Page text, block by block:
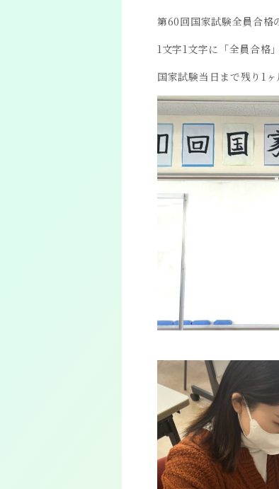
第60回国家試験全員合格
1文字1文字に「全員合格
国家試験当日まで残り1